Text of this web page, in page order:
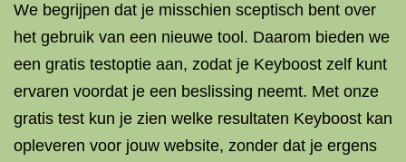
We begrijpen dat je misschien sceptisch bent over
het gebruik van een nieuwe tool. Daarom bieden we
een gratis testoptie aan, zodat je Keyboost zelf kunt
ervaren voordat je een beslissing neemt. Met onze
gratis test kun je zien welke resultaten Keyboost kan
opleveren voor jouw website, zonder dat je ergens